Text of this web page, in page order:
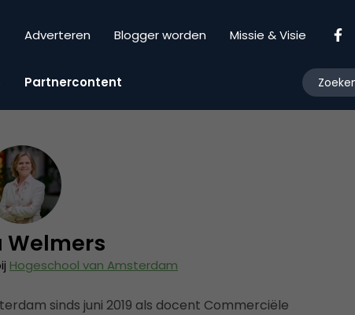
Adverteren Blogger worden Missie & Visie
Partnercontent
Welmers
Hogeschool van Amsterdam
sinds juni 2019 als docent Commerciële